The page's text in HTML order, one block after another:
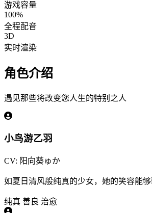
游戏容量
100%
全程配音
3D
实时渲染
角色介绍
遇见那些将改变您人生的特别之人
小鸟游乙羽
CV: 阳向葵ゅか
如夏日清风般纯真的少女，她的笑容能
纯真 善良 治愈